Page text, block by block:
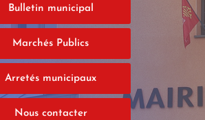
Bulletin municipal
Marchés Publics
Arretés municipaux
Nous contacter